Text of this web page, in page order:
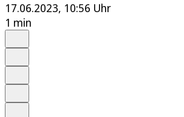
17.06.2023, 10:56 Uhr
1 min